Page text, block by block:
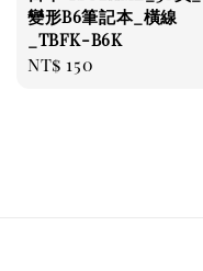
變形B6筆記本_橫線
_TBFK-B6K
Regular
NT$ 150